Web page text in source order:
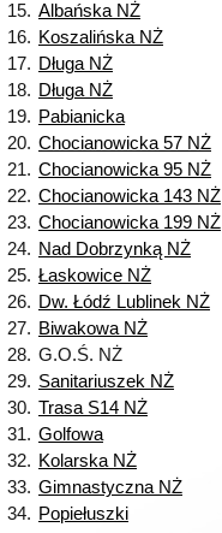
15. Albańska NŻ
16. Koszalińska NŻ
17. Długa NŻ
18. Długa NŻ
19. Pabianicka
20. Chocianowicka 57 NŻ
21. Chocianowicka 95 NŻ
22. Chocianowicka 143 NŻ
23. Chocianowicka 199 NŻ
24. Nad Dobrzynką NŻ
25. Łaskowice NŻ
26. Dw. Łódź Lublinek NŻ
27. Biwakowa NŻ
28. G.O.Ś. NŻ
29. Sanitariuszek NŻ
30. Trasa S14 NŻ
31. Golfowa
32. Kolarska NŻ
33. Gimnastyczna NŻ
34. Popiełuszki